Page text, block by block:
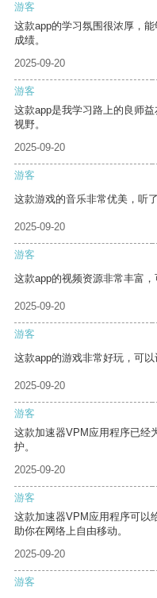
游客
这款app的学习氛围很浓厚，
成绩。
2025-09-20
游客
这款app是我学习路上的良师
视野。
2025-09-20
游客
这款游戏的音乐非常优美，听
2025-09-20
游客
这款app的视频资源非常丰富，
2025-09-20
游客
这款app的游戏非常好玩，可以
2025-09-20
游客
这款加速器VPM应用程序已经
护。
2025-09-20
游客
这款加速器VPM应用程序可以
助你在网络上自由移动。
2025-09-20
游客